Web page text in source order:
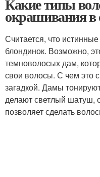
окрашивания в
Считается, что
блондинок. Возможно,
темноволосых дам,
свои волосы. С чем это
загадкой. Дамы
делают светлый шатуш,
позволяет сделать